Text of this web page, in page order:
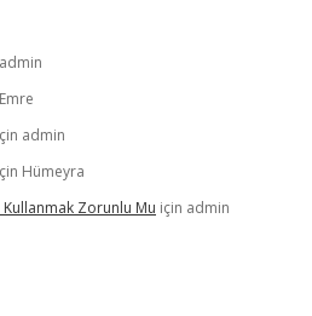
admin
Emre
admin
Hümeyra
Zorunlu Mu için admin